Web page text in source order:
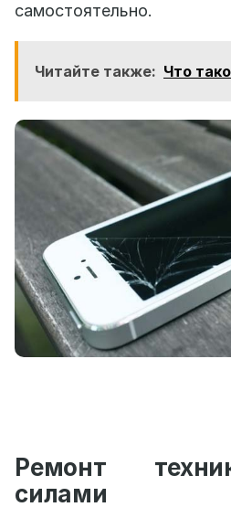
самостоятельно.
Читайте также: Что
Ремонт
силами